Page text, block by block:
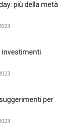
più della metà
investimenti
per